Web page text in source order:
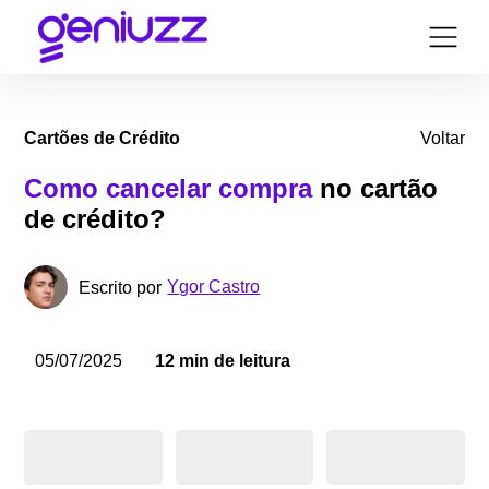
Cartões de Crédito Voltar
Como cancelar comprano cartão
de crédito?
Escrito por Ygor Castro
05/07/2025 12 min de leitura